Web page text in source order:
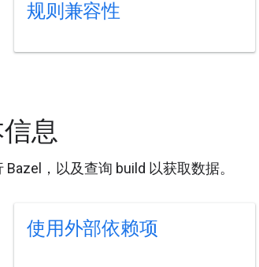
规则兼容性
息
，以及查询 build 以获取数据。
使用外部依赖项